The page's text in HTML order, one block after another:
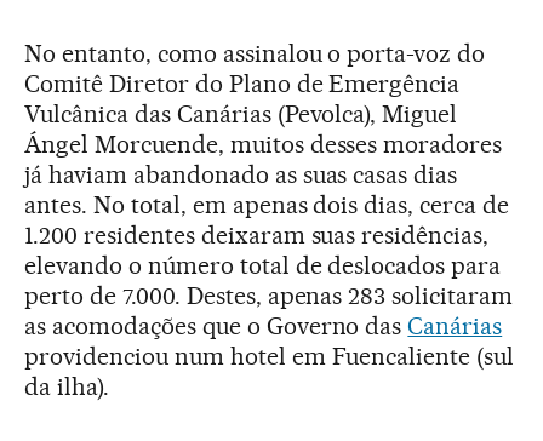
No entanto, como assinalou o porta-voz do
Comitê Diretor do Plano de Emergência
Vulcânica das Canárias (Pevolca), Miguel
Ángel Morcuende, muitos desses moradores
já haviam abandonado as suas casas dias
antes. No total, em apenas dois dias, cerca de
1.200 residentes deixaram suas residências,
elevando o número total de deslocados para
perto de 7.000. Destes, apenas 283 solicitaram
as acomodações que o Governo dasCanárias
providenciou num hotel em Fuencaliente (sul
da ilha).